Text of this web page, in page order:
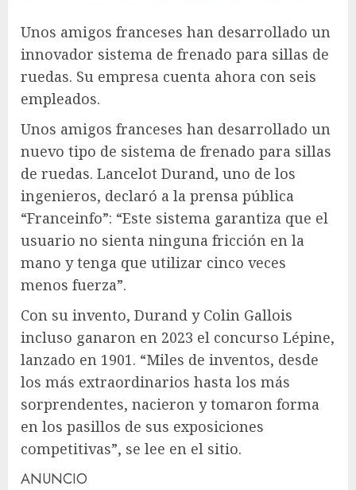
Unos amigos franceses han desarrollado un
innovador sistema de frenado para sillas de
ruedas. Su empresa cuenta ahora con seis
empleados.
Unos amigos franceses han desarrollado un
nuevo tipo de sistema de frenado para sillas
de ruedas. Lancelot Durand, uno de los
ingenieros, declaró a la prensa pública
“Franceinfo”: “Este sistema garantiza que el
usuario no sienta ninguna fricción en la
mano y tenga que utilizar cinco veces
menos fuerza”.
Con su invento, Durand y Colin Gallois
incluso ganaron en 2023 el concurso Lépine,
lanzado en 1901. “Miles de inventos, desde
los más extraordinarios hasta los más
sorprendentes, nacieron y tomaron forma
en los pasillos de sus exposiciones
competitivas”, se lee en el sitio.
ANUNCIO